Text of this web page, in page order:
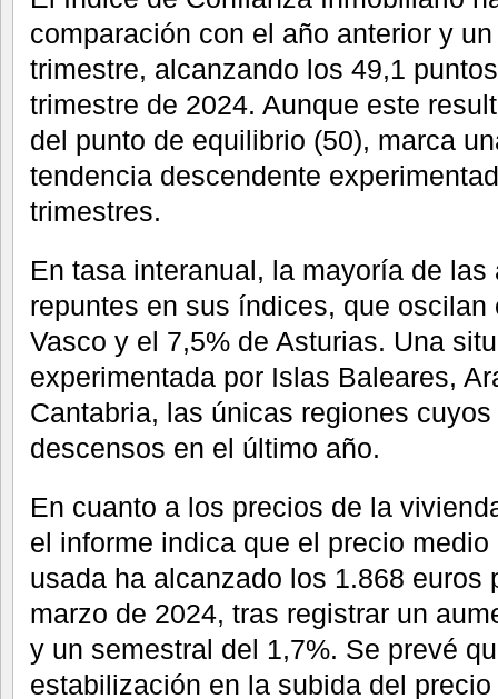
comparación con el año anterior y
trimestre, alcanzando los 49,1
trimestre de 2024. Aunque este
del punto de equilibrio (50), marca
tendencia descendente
trimestres.
En tasa interanual, la mayoría de
repuntes en sus índices, que
Vasco y el 7,5% de Asturias. Una
experimentada por Islas Baleares,
Cantabria, las únicas regiones
descensos en el último año.
En cuanto a los precios de la
el informe indica que el precio
usada ha alcanzado los 1.868 euros
marzo de 2024, tras registrar un
y un semestral del 1,7%. Se prevé
estabilización en la subida del